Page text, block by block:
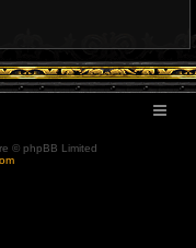
© phpBB Limited